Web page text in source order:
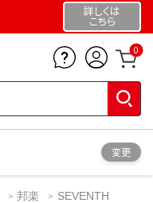
詳しくは
こちら
0
変更
邦楽
SEVENTH